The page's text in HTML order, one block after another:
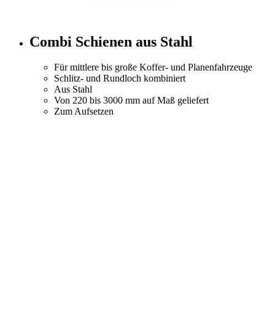
Combi Schienen aus Stahl
Für mittlere bis große Koffer- und Planenfahrzeuge
Schlitz- und Rundloch kombiniert
Aus Stahl
Von 220 bis 3000 mm auf Maß geliefert
Zum Aufsetzen